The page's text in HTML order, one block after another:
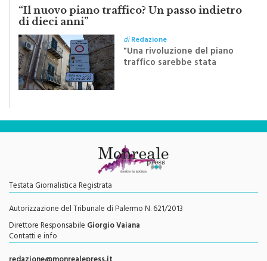
LA LETTERA
“Il nuovo piano traffico? Un passo indietro
di dieci anni”
diRedazione
"Una rivoluzione del piano
Testata Giornalistica Registrata
Autorizzazione del Tribunale di Palermo N. 621/2013
Direttore ResponsabileGiorgio Vaiana
Contatti e info